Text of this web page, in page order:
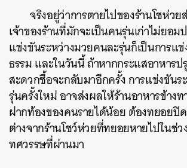
จริงอยู่ว่าการตายไปของร้านโชห่ว
เจ้าของร้านที่มักจะเป็นคนรุ่นเก่าไม่ยอ
แข่งขันระหว่างมวยคนละรุ่นก็เป็นการแ
ธรรม และในวันนี้ ถ้าหากกระแสอาหารป
สะดวกซื้อจะกลับมาอีกครั้ง การแข่งขันร
รุ่นครั้งใหม่ อาจส่งผลให้ร้านอาหารข้าง
ฝากท้องของคนรายได้น้อย ต้องทยอยปิ
ต่างจากร้านโชว์ห่วยที่ทยอยหายไปในช่
ทศวรรษที่ผ่านมา